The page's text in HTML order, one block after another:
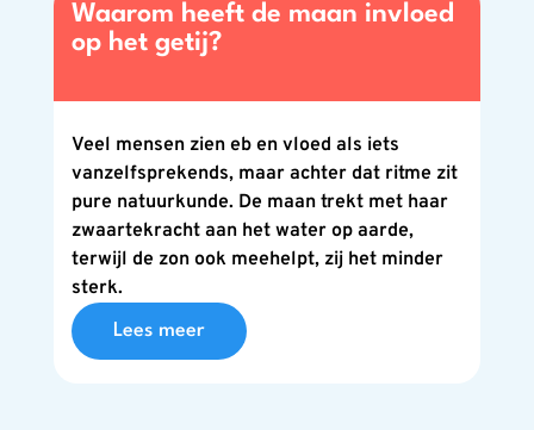
Waarom heeft de maan invloed
op het getij?
Veel mensen zien eb en vloed als iets
vanzelfsprekends, maar achter dat ritme zit
pure natuurkunde. De maan trekt met haar
zwaartekracht aan het water op aarde,
terwijl de zon ook meehelpt, zij het minder
sterk.
Lees meer